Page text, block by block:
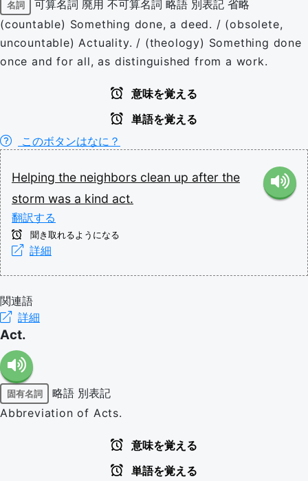
名詞 可算名詞 廃用 不可算名詞 略語 別表記 省略
(countable) Something done, a deed. / (obsolete,
uncountable) Actuality. / (theology) Something done
once and for all, as distinguished from a work.
意味を覚える
単語を覚える
このボタンはなに？
Helping the neighbors clean up after the
storm was a kind act.
翻訳する
聞き取れるようになる
詳細
関連語
詳細
Act.
固有名詞 略語 別表記
Abbreviation of Acts.
意味を覚える
単語を覚える